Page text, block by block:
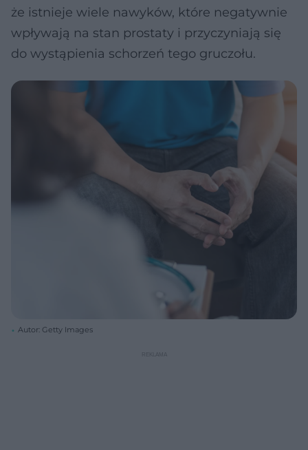
że istnieje wiele nawyków, które negatywnie
wpływają na stan prostaty i przyczyniają się
do wystąpienia schorzeń tego gruczołu.
Autor: Getty Images